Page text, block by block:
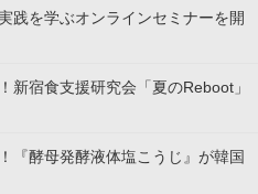
践を学ぶオンラインセミナーを開
新宿食支援研究会「夏のReboot」
『酵母発酵液体塩こうじ』が韓国